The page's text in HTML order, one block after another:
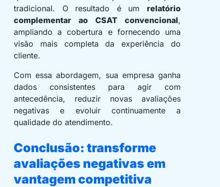
tradicional. O resultado é um relatório
complementar ao CSAT convencional,
ampliando a cobertura e fornecendo uma
visão mais completa da experiência do
cliente.
Com essa abordagem, sua empresa ganha
dados consistentes para agir com
antecedência, reduzir novas avaliações
negativas e evoluir continuamente a
qualidade do atendimento.
Conclusão: transforme
avaliações negativas em
vantagem competitiva